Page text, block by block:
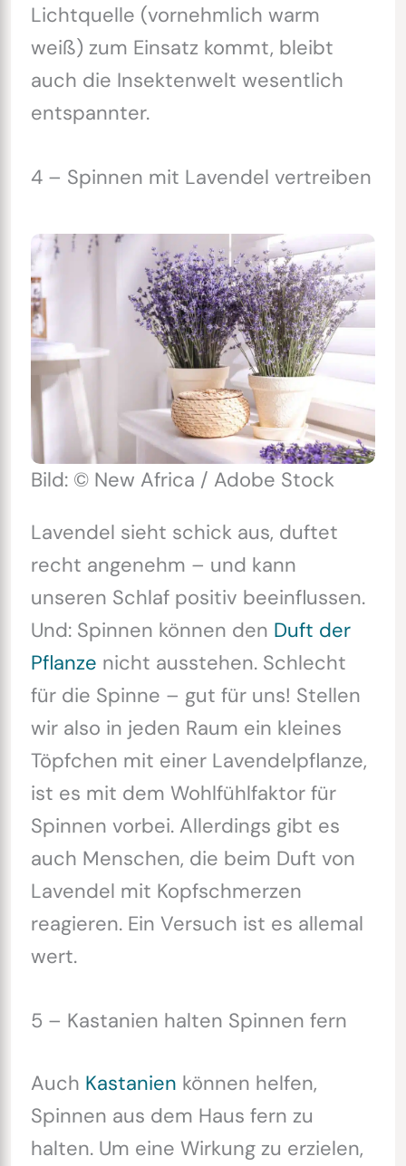
Lichtquelle (vornehmlich warm
weiß) zum Einsatz kommt, bleibt
auch die Insektenwelt wesentlich
entspannter.
4 – Spinnen mit Lavendel vertreiben
Bild: © New Africa / Adobe Stock
Lavendel sieht schick aus, duftet
recht angenehm – und kann
unseren Schlaf positiv beeinflussen.
Und: Spinnen können den Duft der
Pflanze nicht ausstehen. Schlecht
für die Spinne – gut für uns! Stellen
wir also in jeden Raum ein kleines
Töpfchen mit einer Lavendelpflanze,
ist es mit dem Wohlfühlfaktor für
Spinnen vorbei. Allerdings gibt es
auch Menschen, die beim Duft von
Lavendel mit Kopfschmerzen
reagieren. Ein Versuch ist es allemal
wert.
5 – Kastanien halten Spinnen fern
Auch Kastanien können helfen,
Spinnen aus dem Haus fern zu
halten. Um eine Wirkung zu erzielen,